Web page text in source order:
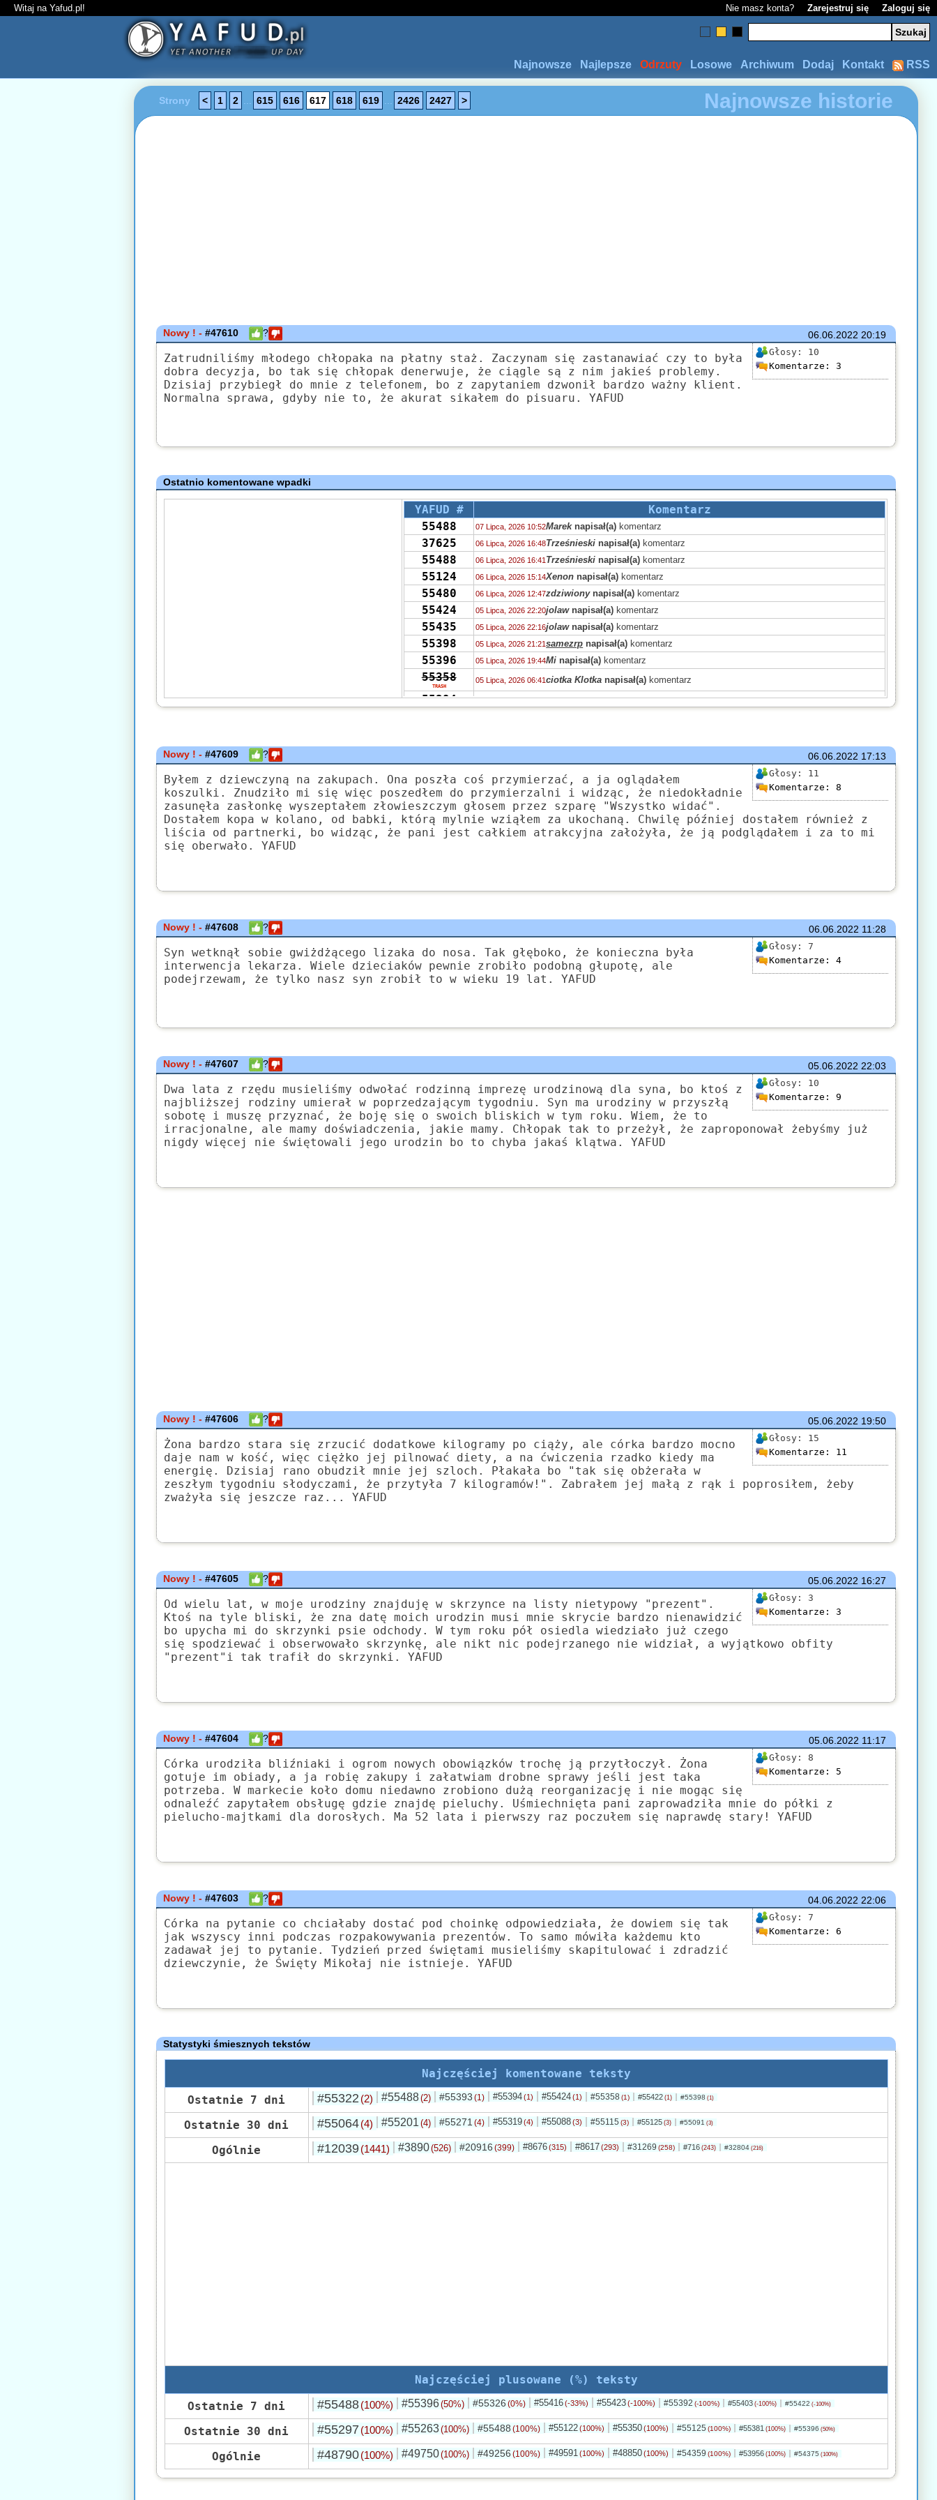
Witaj na Yafud.pl! Nie masz konta? Zarejestruj się Zaloguj się
RSS
Kontakt
Dodaj
Archiwum
Losowe
Odrzuty
Najlepsze
Najnowsze
Najnowsze historie
Strony < 1 2 615 616 617 618 619 2426 2427 >
06.06.2022 20:19
Nowy ! -#47610 ?
Głosy: 10
Komentarze: 3
Zatrudniliśmy młodego chłopaka na płatny staż. Zaczynam się zastanawiać czy to była
dobra decyzja, bo tak się chłopak denerwuje, że ciągle są z nim jakieś problemy.
Dzisiaj przybiegł do mnie z telefonem, bo z zapytaniem dzwonił bardzo ważny klient.
Normalna sprawa, gdyby nie to, że akurat sikałem do pisuaru. YAFUD
Ostatnio komentowane wpadki
YAFUD #
Komentarz
55488
07 Lipca, 2026 10:52Mareknapisał(a) komentarz
37625 06 Lipca, 2026 16:48Trześnieski napisał(a) komentarz
55488 06 Lipca, 2026 16:41 Trześnieski napisał(a) komentarz
55124 06 Lipca, 2026 15:14Xenon napisał(a) komentarz
55480 06 Lipca, 2026 12:47zdziwionynapisał(a) komentarz
55424 05 Lipca, 2026 22:20jolawnapisał(a) komentarz
55435 05 Lipca, 2026 22:16jolawnapisał(a) komentarz
55398 05 Lipca, 2026 21:21samezrp napisał(a) komentarz
55396 05 Lipca, 2026 19:44Mi napisał(a) komentarz
55358
TRASH
05 Lipca, 2026 06:41ciotka Klotka napisał(a) komentarz
55394
TRASH
55322 wasp
55322 03 Lipca, 2026 10:41 zdziwionynapisał(a) komentarz
55319 02 Lipca, 2026 13:57Grejonnapisał(a)komentarz
55347 02 Lipca, 2026 11:46 Bzhevxhnapisał(a)komentarz
55319 02 Lipca, 2026 10:42 Alice napisał(a)komentarz
06.06.2022 17:13
Nowy ! -#47609 ?
Głosy: 11
Komentarze: 8
Byłem z dziewczyną na zakupach. Ona poszła coś przymierzać, a ja oglądałem
koszulki. Znudziło mi się więc poszedłem do przymierzalni i widząc, że niedokładnie
zasunęła zasłonkę wyszeptałem złowieszczym głosem przez szparę "Wszystko widać".
Dostałem kopa w kolano, od babki, którą mylnie wziąłem za ukochaną. Chwilę później dostałem również z
liścia od partnerki, bo widząc, że pani jest całkiem atrakcyjna założyła, że ją podglądałem i za to mi
się oberwało. YAFUD
06.06.2022 11:28
Nowy ! -#47608 ?
Głosy: 7
Komentarze: 4
Syn wetknął sobie gwiżdżącego lizaka do nosa. Tak głęboko, że konieczna była
interwencja lekarza. Wiele dzieciaków pewnie zrobiło podobną głupotę, ale
podejrzewam, że tylko nasz syn zrobił to w wieku 19 lat. YAFUD
05.06.2022 22:03
Nowy ! -#47607 ?
Głosy: 10
Komentarze: 9
Dwa lata z rzędu musieliśmy odwołać rodzinną imprezę urodzinową dla syna, bo ktoś z
najbliższej rodziny umierał w poprzedzającym tygodniu. Syn ma urodziny w przyszłą
sobotę i muszę przyznać, że boję się o swoich bliskich w tym roku. Wiem, że to
irracjonalne, ale mamy doświadczenia, jakie mamy. Chłopak tak to przeżył, że zaproponował żebyśmy już
nigdy więcej nie świętowali jego urodzin bo to chyba jakaś klątwa. YAFUD
05.06.2022 19:50
Nowy ! -#47606 ?
Głosy: 15
Komentarze: 11
Żona bardzo stara się zrzucić dodatkowe kilogramy po ciąży, ale córka bardzo mocno
daje nam w kość, więc ciężko jej pilnować diety, a na ćwiczenia rzadko kiedy ma
energię. Dzisiaj rano obudził mnie jej szloch. Płakała bo "tak się obżerała w
zeszłym tygodniu słodyczami, że przytyła 7 kilogramów!". Zabrałem jej małą z rąk i poprosiłem, żeby
zważyła się jeszcze raz... YAFUD
05.06.2022 16:27
Nowy ! -#47605 ?
Głosy: 3
Komentarze: 3
Od wielu lat, w moje urodziny znajduję w skrzynce na listy nietypowy "prezent".
Ktoś na tyle bliski, że zna datę moich urodzin musi mnie skrycie bardzo nienawidzić
bo upycha mi do skrzynki psie odchody. W tym roku pół osiedla wiedziało już czego
się spodziewać i obserwowało skrzynkę, ale nikt nic podejrzanego nie widział, a wyjątkowo obfity
"prezent"i tak trafił do skrzynki. YAFUD
05.06.2022 11:17
Nowy ! -#47604 ?
Głosy: 8
Komentarze: 5
Córka urodziła bliźniaki i ogrom nowych obowiązków trochę ją przytłoczył. Żona
gotuje im obiady, a ja robię zakupy i załatwiam drobne sprawy jeśli jest taka
potrzeba. W markecie koło domu niedawno zrobiono dużą reorganizację i nie mogąc się
odnaleźć zapytałem obsługę gdzie znajdę pieluchy. Uśmiechnięta pani zaprowadziła mnie do półki z
pielucho-majtkami dla dorosłych. Ma 52 lata i pierwszy raz poczułem się naprawdę stary! YAFUD
04.06.2022 22:06
Nowy ! -#47603 ?
Głosy: 7
Komentarze: 6
Córka na pytanie co chciałaby dostać pod choinkę odpowiedziała, że dowiem się tak
jak wszyscy inni podczas rozpakowywania prezentów. To samo mówiła każdemu kto
zadawał jej to pytanie. Tydzień przed świętami musieliśmy skapitulować i zdradzić
dziewczynie, że Święty Mikołaj nie istnieje. YAFUD
Statystyki śmiesznych tekstów
Najczęściej komentowane teksty
Ostatnie 7 dni
#55322 (2) #55488(2) #55393 (1) #55394 (1) #55424 (1) #55358 (1) #55422 (1) #55398 (1)
Ostatnie 30 dni #55064 (4) #55201 (4) #55271 (4) #55319 (4) #55088 (3) #55115 (3) #55125 (3) #55091 (3)
Ogólnie #12039 (1441) #3890(526) #20916 (399) #8676 (315) #8617 (293) #31269 (258) #716 (243) #32804 (216)
Najczęściej plusowane (%) teksty
Ostatnie 7 dni
#55488 (100%) #55396(50%) #55326 (0%) #55416 (-33%) #55423 (-100%) #55392 (-100%) #55403 (-100%) #55422 (-100%)
Ostatnie 30 dni #55297 (100%) #55263(100%) #55488 (100%) #55122 (100%) #55350 (100%) #55125 (100%) #55381 (100%) #55396 (50%)
Ogólnie #48790 (100%) #49750(100%) #49256 (100%) #49591 (100%) #48850 (100%) #54359 (100%) #53956 (100%) #54375 (100%)